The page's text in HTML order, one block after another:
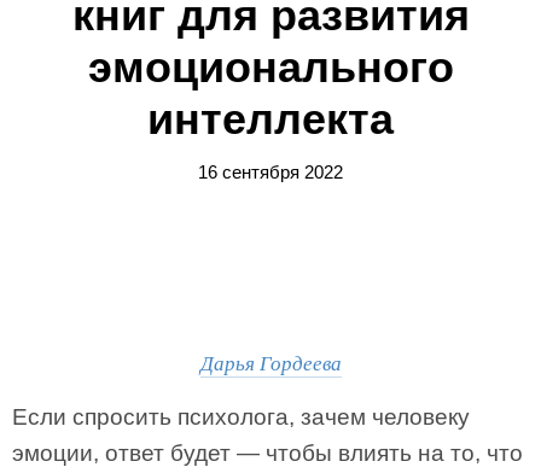
книг для развития
эмоционального
интеллекта
16 сентября 2022
Дарья Гордеева
Если спросить психолога, зачем человеку
эмоции, ответ будет — чтобы влиять на то, что